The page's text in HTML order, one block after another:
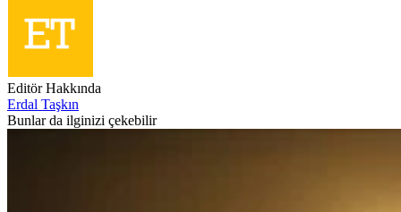
Editör Hakkında
Erdal Taşkın
Bunlar da ilginizi çekebilir